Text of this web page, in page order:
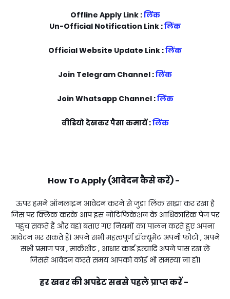
Offline Apply Link :लिंक
Un-Official Notification Link :लिंक
Official Website Update Link :लिंक
Join Telegram Channel :लिंक
Join Whatsapp Channel :लिंक
वीडियो देखकर पैसा कमायें :लिंक
How To Apply (आवेदन कैसे करें) -
ऊपर हमने ऑनलाइन आवेदन करने से जुड़ा लिंक साझा कर रखा है
जिस पर क्लिक करके आप इस नोटिफिकेशन के आधिकारिक पेज पर
पहुंच सकते हैं और वहां बताए गए नियमों का पालन करते हुए अपना
आवेदन भर सकते हैं। अपने सभी महत्वपूर्ण डॉक्यूमेंट अपनी फोटो , अपने
सभी प्रमाण पत्र , मार्कशीट , आधार कार्ड इत्यादि अपने पास रख लें
जिससे आवेदन करते समय आपको कोई भी समस्या ना हो।
हर खबर की अपडेट सबसे पहले प्राप्त करें -